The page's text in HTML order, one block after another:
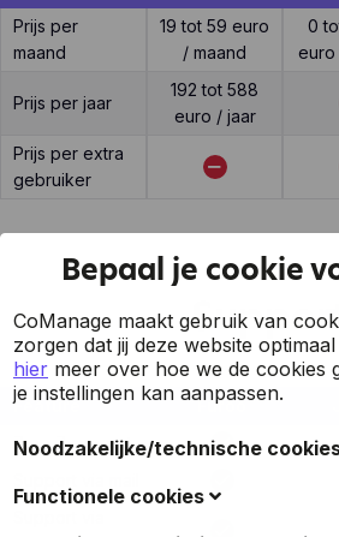
Prijs per
maand
19 tot 59 euro
/ maand
0
euro
Prijs per jaar
192 tot 588
euro / jaar
Prijs per extra
gebruiker
Feature Furoo
7 op 7 support
Bepaal je cookie
CoManage maakt gebruik van
zorgen dat jij deze website
hier meer over hoe we de cookies
je instellingen kan aanpassen.
Noodzakelijke/technische
Deze cookies verzamelen gegevens
gebruiksvriendelijkheid van de
Functionele cookies